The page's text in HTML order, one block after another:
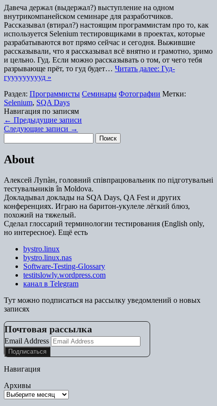
Давеча держал (выдержал?) выступление на одном
внутрикомпанейском семинаре для разработчиков.
Рассказывал (втирал?) настоящим программистам про то, как
используется Selenium тестировщиками в проектах, которые
разрабатываются вот прямо сейчас и сегодня. Выжившие
рассказывали, что я рассказывал всё внятно и грамотно, зримо
и цельно. Гуд. Если можно рассказывать о том, от чего тебя
разрывающе прёт, то гуд будет… Читать далее: Гуд-
гуууууууууд »
Раздел: Программисты Семинары Фотографии Метки:
Selenium, SQA Days
Навигация по записям
← Предыдущие записи
Следующие записи →
About
Алексей Лупàн, головний спiвпрацювальник по підготувальні
тестувальників în Moldova.
Докладывал доклады на SQA Days, QA Fest и других
конференциях. Играю на баритон-укулеле лёгкий блюз,
похожий на тяжелый.
Сделал глоссарий терминологии тестирования (English only,
но интересное). Ещё есть
bystro.linux
bystro.linux.nas
Software-Testing-Glossary
testitslowly.wordpress.com
канал в Telegram
Тут можно подписаться на рассылку уведомлений о новых
записях
Почтовая рассылка
Email Address
Навигация
Архивы